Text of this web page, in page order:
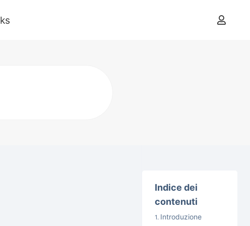
Indice dei
contenuti
Introduzione